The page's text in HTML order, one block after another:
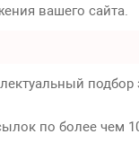
вашего сайта.
по более чем